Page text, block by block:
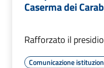
Caserma dei
Rafforzato il
Comunicazione